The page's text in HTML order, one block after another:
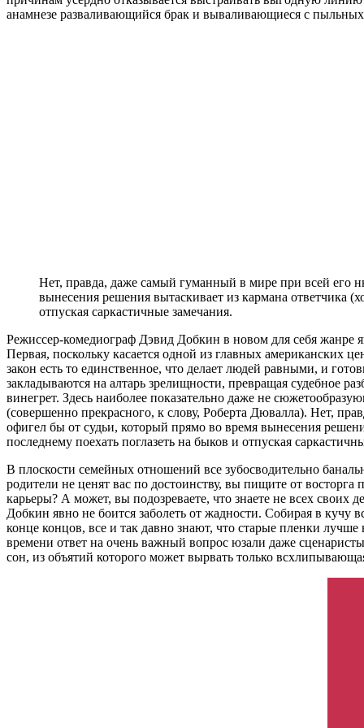
анамнезе разваливающийся брак и вываливающиеся с
Нет, правда, даже самый гуманный в мире при всей его
вынесения решения вытаскивает из кармана ответчика
отпуская саркастичные замечания.
Режиссер-комедиограф Дэвид Добкин в новом для себя жанре
Первая, поскольку касается одной из главных американских
закон есть то единственное, что делает людей равными, и
закладываются на алтарь зрелищности, превращая судебное
винегрет. Здесь наиболее показательно даже не
(совершенно прекрасного, к слову, Роберта Дювалла). Нет,
офигел бы от судьи, который прямо во время вынесения
последнему поехать поглазеть на быков и отпуская
В плоскости семейных отношений все зубосводительно
родители не ценят вас по достоинству, вы пищите от
карьеры? А может, вы подозреваете, что знаете не всех
Добкин явно не боится заболеть от жадности. Собирая в
конце концов, все и так давно знают, что старые пленки
времени ответ на очень важный вопрос юзали даже
сон, из объятий которого может вырвать только